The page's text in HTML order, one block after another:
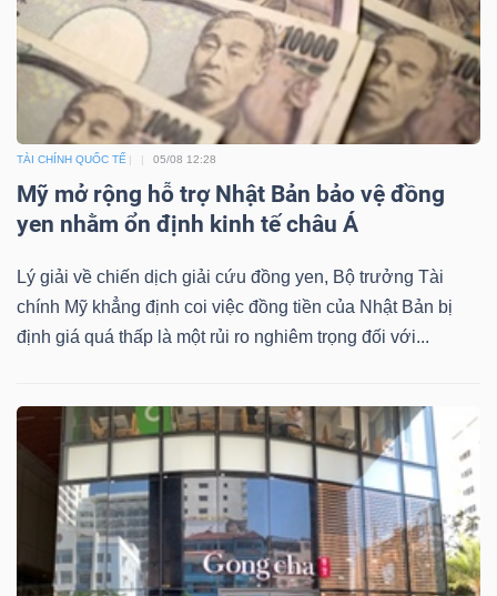
TÀI CHÍNH QUỐC TẾ 05/08 12:28
Mỹ mở rộng hỗ trợ Nhật Bản bảo vệ đồng
yen nhằm ổn định kinh tế châu Á
Lý giải về chiến dịch giải cứu đồng yen, Bộ trưởng Tài
chính Mỹ khẳng định coi việc đồng tiền của Nhật Bản bị
định giá quá thấp là một rủi ro nghiêm trọng đối với...
Tất cả Người nội bộ Người liên quan Cổ đông lớn
Tin
tức
(-)
Bài
viết
của
(-)
Báo
cáo
phân
tích